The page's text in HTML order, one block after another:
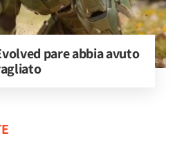
pare abbia avuto